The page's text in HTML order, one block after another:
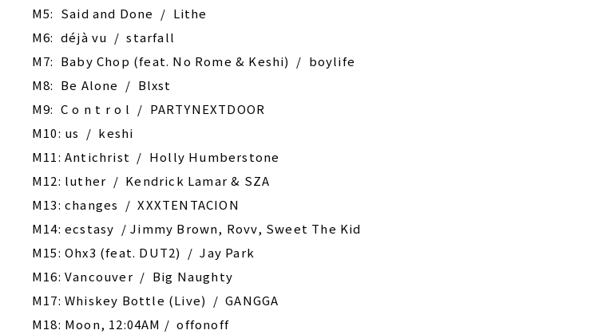
M5: Said and Done / Lithe
M6: déjà vu / starfall
M7: Baby Chop (feat. No Rome & Keshi) / boylife
M8: Be Alone / Blxst
M9: C o n t r o l / PARTYNEXTDOOR‎
M10: us / keshi
M11: Antichrist / Holly Humberstone
M12: luther / Kendrick Lamar & SZA
M13: changes / XXXTENTACION
M14: ecstasy / Jimmy Brown, Rovv, Sweet The Kid
M15: Ohx3 (feat. DUT2) / Jay Park
M16: Vancouver / Big Naughty
M17: Whiskey Bottle (Live) / GANGGA
M18: ‎Moon, 12:04AM / offonoff